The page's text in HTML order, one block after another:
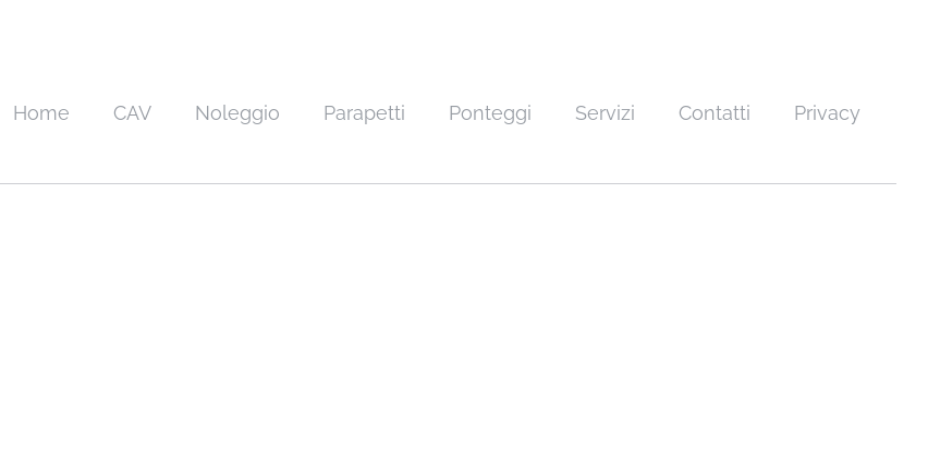
Home CAV Noleggio Parapetti Ponteggi Servizi Contatti Privacy